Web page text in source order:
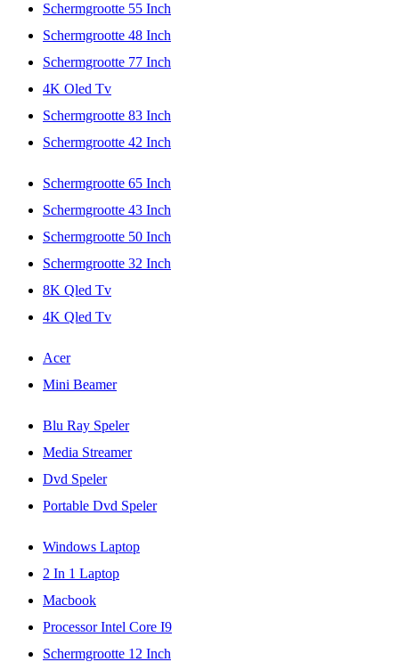
Schermgrootte 55 Inch
Schermgrootte 48 Inch
Schermgrootte 77 Inch
4K Oled Tv
Schermgrootte 83 Inch
Schermgrootte 42 Inch
Schermgrootte 65 Inch
Schermgrootte 43 Inch
Schermgrootte 50 Inch
Schermgrootte 32 Inch
8K Qled Tv
4K Qled Tv
Acer
Mini Beamer
Blu Ray Speler
Media Streamer
Dvd Speler
Portable Dvd Speler
Windows Laptop
2 In 1 Laptop
Macbook
Processor Intel Core I9
Schermgrootte 12 Inch